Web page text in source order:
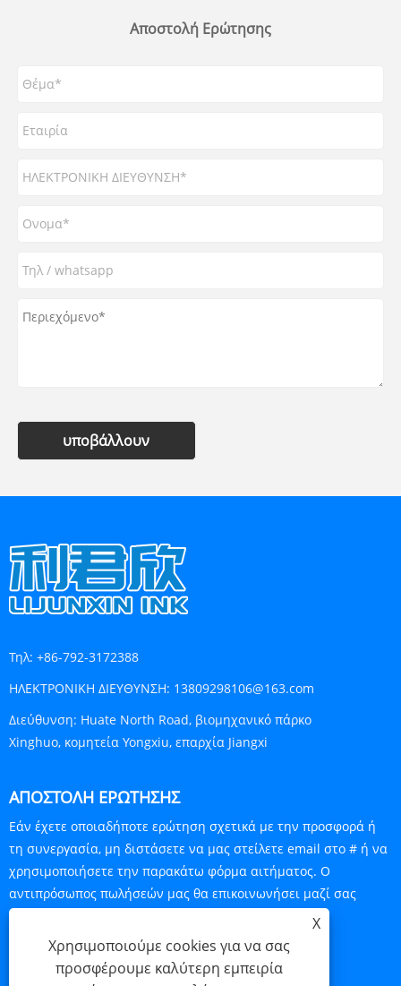
Αποστολή Ερώτησης
υποβάλλουν
Τηλ: +86-792-3172388
ΗΛΕΚΤΡΟΝΙΚΗ ΔΙΕΥΘΥΝΣΗ: 13809298106@163.com
Διεύθυνση: Huate North Road, βιομηχανικό πάρκο
Xinghuo, κομητεία Yongxiu, επαρχία Jiangxi
ΑΠΟΣΤΟΛΉ ΕΡΏΤΗΣΗΣ
Εάν έχετε οποιαδήποτε ερώτηση σχετικά με την προσφορά ή
τη συνεργασία, μη διστάσετε να μας στείλετε email στο # ή να
χρησιμοποιήσετε την παρακάτω φόρμα αιτήματος. Ο
αντιπρόσωπος πωλήσεών μας θα επικοινωνήσει μαζί σας
εντός 24 ωρών.
ΕΡΕΥΝΑ ΤΩΡΑ
X
Χρησιμοποιούμε cookies για να σας
προσφέρουμε καλύτερη εμπειρία